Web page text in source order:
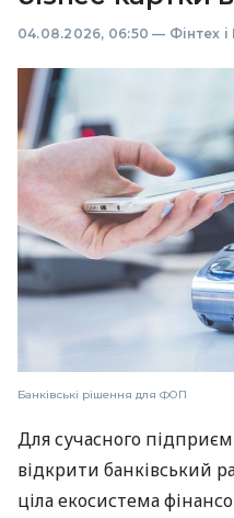
04.08.2026, 06:50 — Фінтех
Банківські рішення для ФОП
Для сучасного
відкрити банківський
ціла екосистема